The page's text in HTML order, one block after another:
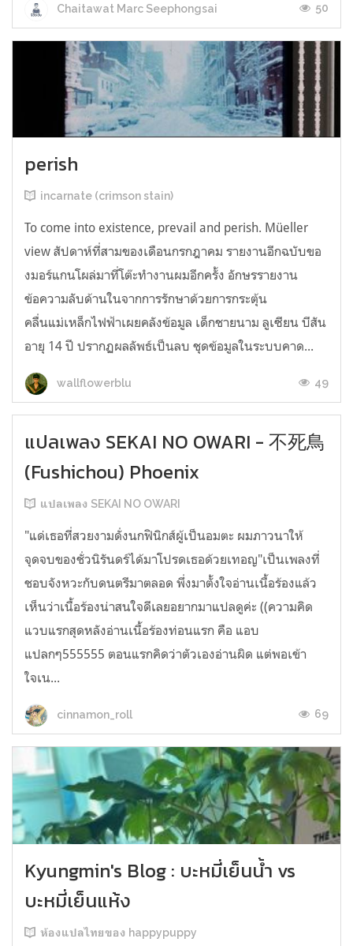
Chaitawat Marc Seephongsai 50
perish
incarnate (crimson stain)
To come into existence, prevail and perish. Müeller
view สัปดาห์ที่สามของเดือนกรกฎาคม รายงานอีกฉบับขอ
งมอร์แกนโผล่มาที่โต๊ะทำงานผมอีกครั้ง อักษรรายงาน
ข้อความลับด้านในจากการรักษาด้วยการกระตุ้น
คลื่นแม่เหล็กไฟฟ้าเผยคลังข้อมูล เด็กชายนาม ลูเซียน บีสัน
อายุ 14 ปี ปรากฏผลลัพธ์เป็นลบ ชุดข้อมูลในระบบคาด...
wallflowerblu 49
แปลเพลง SEKAI NO OWARI - 不死鳥
(Fushichou) Phoenix
แปลเพลง SEKAI NO OWARI
"แด่เธอที่สวยงามดั่งนกฟินิกส์ผู้เป็นอมตะ ผมภาวนาให้
จุดจบของชั่วนิรันดร์ได้มาโปรดเธอด้วยเทอญ"เป็นเพลงที่
ชอบจังหวะกับดนตรีมาตลอด พึ่งมาตั้งใจอ่านเนื้อร้องแล้ว
เห็นว่าเนื้อร้องน่าสนใจดีเลยอยากมาแปลดูค่ะ ((ความคิด
แวบแรกสุดหลังอ่านเนื้อร้องท่อนแรก คือ แอบ
แปลกๆ555555 ตอนแรกคิดว่าตัวเองอ่านผิด แต่พอเข้า
ใจเน...
cinnamon_roll 69
Kyungmin's Blog : บะหมี่เย็นน้ำ vs
บะหมี่เย็นแห้ง
ห้องแปลไทยของ happypuppy